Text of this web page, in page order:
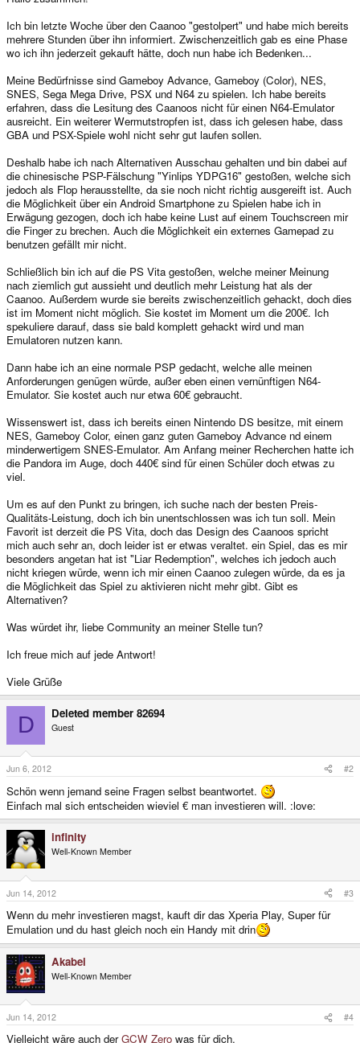
Ich bin letzte Woche über den Caanoo "gestolpert" und habe mich bereits
mehrere Stunden über ihn informiert. Zwischenzeitlich gab es eine Phase
wo ich ihn jederzeit gekauft hätte, doch nun habe ich Bedenken...
Meine Bedürfnisse sind Gameboy Advance, Gameboy (Color), NES,
SNES, Sega Mega Drive, PSX und N64 zu spielen. Ich habe bereits
erfahren, dass die Lesitung des Caanoos nicht für einen N64-Emulator
ausreicht. Ein weiterer Wermutstropfen ist, dass ich gelesen habe, dass
GBA und PSX-Spiele wohl nicht sehr gut laufen sollen.
Deshalb habe ich nach Alternativen Ausschau gehalten und bin dabei auf
die chinesische PSP-Fälschung "Yinlips YDPG16" gestoßen, welche sich
jedoch als Flop herausstellte, da sie noch nicht richtig ausgereift ist. Auch
die Möglichkeit über ein Android Smartphone zu Spielen habe ich in
Erwägung gezogen, doch ich habe keine Lust auf einem Touchscreen mir
die Finger zu brechen. Auch die Möglichkeit ein externes Gamepad zu
benutzen gefällt mir nicht.
Schließlich bin ich auf die PS Vita gestoßen, welche meiner Meinung
nach ziemlich gut aussieht und deutlich mehr Leistung hat als der
Caanoo. Außerdem wurde sie bereits zwischenzeitlich gehackt, doch dies
ist im Moment nicht möglich. Sie kostet im Moment um die 200€. Ich
spekuliere darauf, dass sie bald komplett gehackt wird und man
Emulatoren nutzen kann.
Dann habe ich an eine normale PSP gedacht, welche alle meinen
Anforderungen genügen würde, außer eben einen vernünftigen N64-
Emulator. Sie kostet auch nur etwa 60€ gebraucht.
Wissenswert ist, dass ich bereits einen Nintendo DS besitze, mit einem
NES, Gameboy Color, einen ganz guten Gameboy Advance nd einem
minderwertigem SNES-Emulator. Am Anfang meiner Recherchen hatte ich
die Pandora im Auge, doch 440€ sind für einen Schüler doch etwas zu
viel.
Um es auf den Punkt zu bringen, ich suche nach der besten Preis-
Qualitäts-Leistung, doch ich bin unentschlossen was ich tun soll. Mein
Favorit ist derzeit die PS Vita, doch das Design des Caanoos spricht
mich auch sehr an, doch leider ist er etwas veraltet. ein Spiel, das es mir
besonders angetan hat ist "Liar Redemption", welches ich jedoch auch
nicht kriegen würde, wenn ich mir einen Caanoo zulegen würde, da es ja
die Möglichkeit das Spiel zu aktivieren nicht mehr gibt. Gibt es
Alternativen?
Was würdet ihr, liebe Community an meiner Stelle tun?
Ich freue mich auf jede Antwort!
Viele Grüße
D Deleted member 82694
Guest
Jun 6, 2012 #2
Schön wenn jemand seine Fragen selbst beantwortet.
Einfach mal sich entscheiden wieviel € man investieren will. :love:
infinity
Well-Known Member
Jun 14, 2012 #3
Wenn du mehr investieren magst, kauft dir das Xperia Play, Super für
Emulation und du hast gleich noch ein Handy mit drin
Akabei
Well-Known Member
Jun 14, 2012 #4
Vielleicht wäre auch derGCW Zero was für dich.